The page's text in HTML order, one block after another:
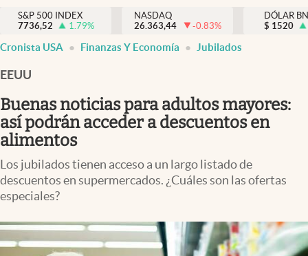
DÓLAR
México
Inmigración
Espiritual
Streaming
PC y mobile
Lifestyle
USA
S&P 500 INDEX
7736,52
1.79%
NASDAQ
26.363,44
-0.83%
DÓLAR
$ 1520
Cronista USA Finanzas Y Economía Jubilados
EEUU
Buenas noticias para adultos mayores:
así podrán acceder a descuentos en
alimentos
Los jubilados tienen acceso a un largo listado de
descuentos en supermercados. ¿Cuáles son las ofertas
especiales?